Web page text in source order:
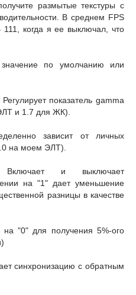
размытые текстуры с
В среднем FPS
когда я ее выключал, что
по умолчанию или
показатель gamma
и 1.7 для ЖК).
зависит от личных
на моем ЭЛТ).
и выключает
на "1" дает уменьшение
разницы в качестве
на "0" для получения 5%-ого
синхронизацию с обратным